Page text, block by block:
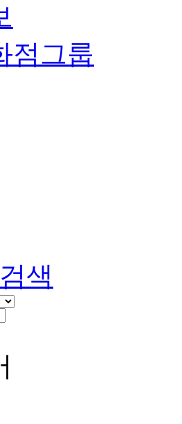
점그룹
색